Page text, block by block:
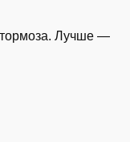
тормоза. Лучше —